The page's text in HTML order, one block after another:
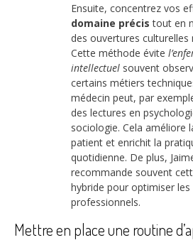
Ensuite, concentrez vos
domaine précis tout en
des ouvertures culturelles
Cette méthode évite
intellectuel souvent
certains métiers
médecin peut, par
des lectures en
sociologie. Cela améliore
patient et enrichit la
quotidienne. De plus,
recommande souvent
hybride pour optimiser les
professionnels.
Mettre en place une routine